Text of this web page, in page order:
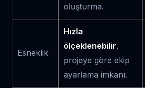
oluşturma.
Esneklik
Hızla
ölçeklenebilir,
projeye göre ekip
ayarlama imkanı.